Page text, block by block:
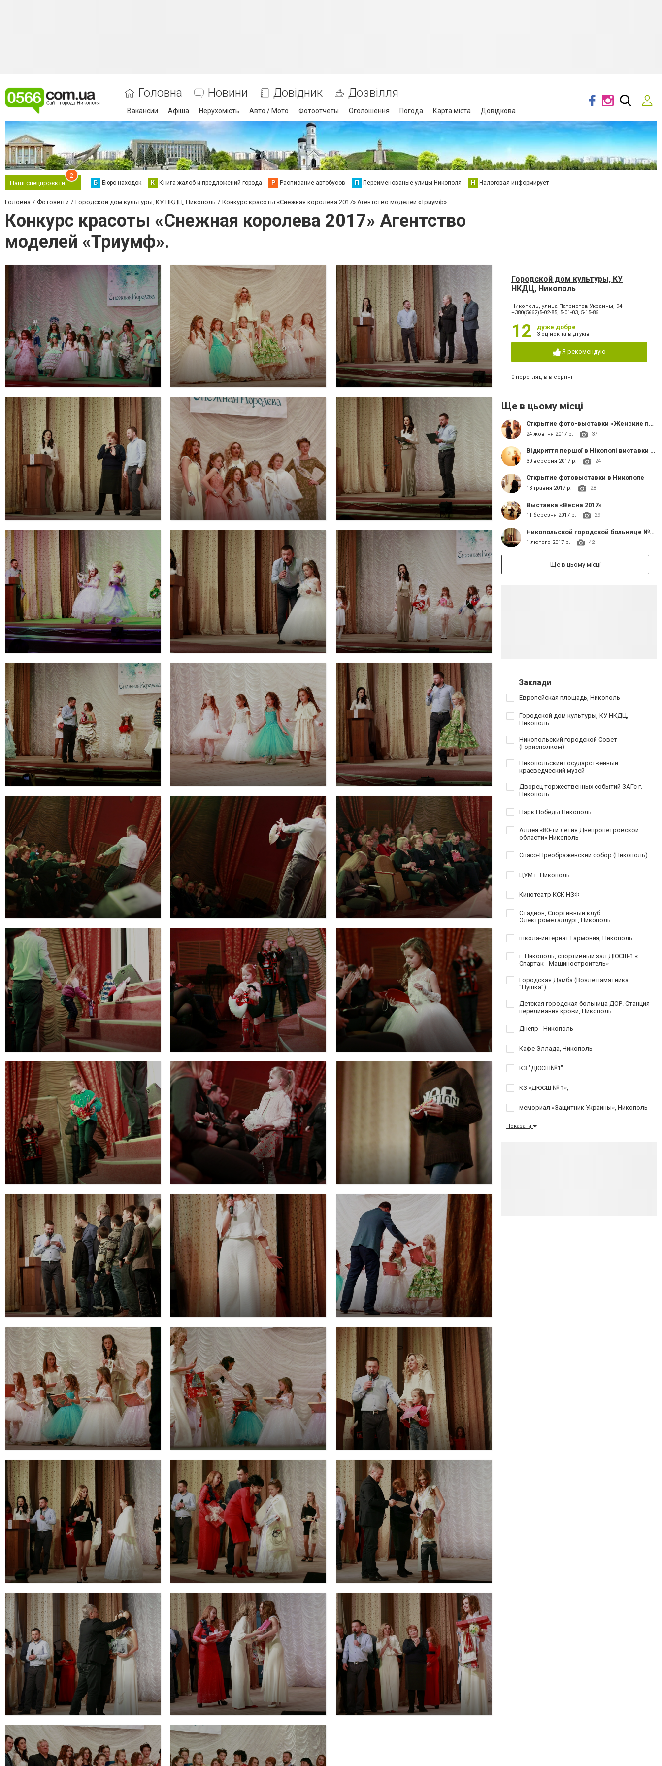
Головна Новини Довідник Дозвілля
Вакансии Афіша Нерухомість Авто / Мото Фотоотчеты Оголошення Погода Карта міста Довідкова
Наші спецпроєкти
2
Б Бюро находок К Книга жалоб и предложений города Р Расписание автобусов П Переименованые улицы Никополя Н Налоговая информирует
Головна Фотозвіти Городской дом культуры, КУ НКДЦ, Никополь Конкурс красоты «Снежная королева 2017» Агентство моделей «Триумф».
Конкурс красоты «Снежная королева 2017» Агентство
моделей «Триумф».
Городской дом культуры, КУ
НКДЦ, Никополь
Никополь, улица Патриотов Украины, 94
+380(5662)5-02-85, 5-01-03, 5-15-86
12 дуже добре
3 оцінок та відгуків
Я рекомендую
0 переглядів в серпні
Ще в цьому місці
Открытие фото-выставки «Женские профессии: ломаем стереотипы» в Никополе
24 жовтня 2017 р. 37
Відкриття першої в Нікополі виставки вишивки «Легіт»»
30 вересня 2017 р. 24
Открытие фотовыставки в Никополе
13 травня 2017 р. 28
Выставка «Весна 2017»
11 березня 2017 р. 29
Никопольской городской больнице №1 130 лет
1 лютого 2017 р. 42
Ще в цьому місці
Заклади
Европейская площадь, Никополь
Городской дом культуры, КУ НКДЦ,
Никополь
Никопольский городской Совет
(Горисполком)
Никопольский государственный
краеведческий музей
Дворец торжественных событий ЗАГс г.
Никополь
Парк Победы Никополь
Аллея «80-ти летия Днепропетровской
области» Никополь
Спасо-Преображенский собор (Никополь)
ЦУМ г. Никополь
Кинотеатр КСК НЗФ
Стадион, Спортивный клуб
Электрометаллург, Никополь
школа-интернат Гармония, Никополь
г. Никополь, спортивный зал ДЮСШ-1 «
Спартак - Машиностроитель»
Городская Дамба (Возле памятника
"Пушка").
Детская городская больница ДОР. Станция
переливания крови, Никополь
Днепр - Никополь
Кафе Эллада, Никополь
КЗ "ДЮСШ№1"
КЗ «ДЮСШ № 1»,
мемориал «Защитник Украины», Никополь
Показати